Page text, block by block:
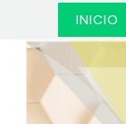
INICIO